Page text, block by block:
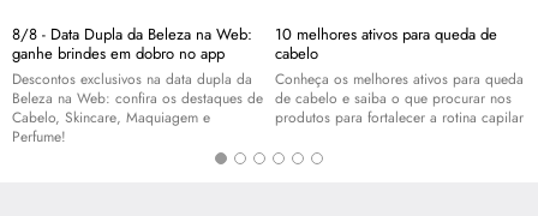
8/8 - Data Dupla da Beleza na Web:
ganhe brindes em dobro no app
Descontos exclusivos na data dupla da
Beleza na Web: confira os destaques de
Cabelo, Skincare, Maquiagem e
Perfume!
10 melhores ativos para queda de
cabelo
Conheça os melhores ativos para queda
de cabelo e saiba o que procurar nos
produtos para fortalecer a rotina capilar